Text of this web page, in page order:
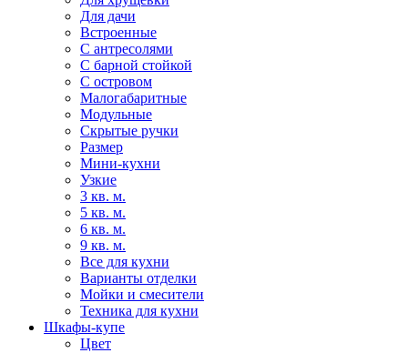
Для дачи
Встроенные
С антресолями
С барной стойкой
С островом
Малогабаритные
Модульные
Скрытые ручки
Размер
Мини-кухни
Узкие
3 кв. м.
5 кв. м.
6 кв. м.
9 кв. м.
Все для кухни
Варианты отделки
Мойки и смесители
Техника для кухни
Шкафы-купе
Цвет